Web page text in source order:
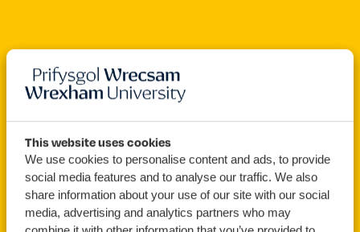
This website uses cookies
We use cookies to personalise content and ads, to provide
social media features and to analyse our traffic. We also
share information about your use of our site with our social
media, advertising and analytics partners who may
Open For Clearing
BA (Anrh)Animeiddio
(gyda Blwyddyn Sylfaen)